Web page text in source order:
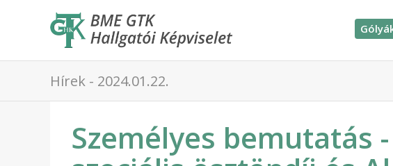
Hírek - 2024.01.22.
Személyes bemutatás